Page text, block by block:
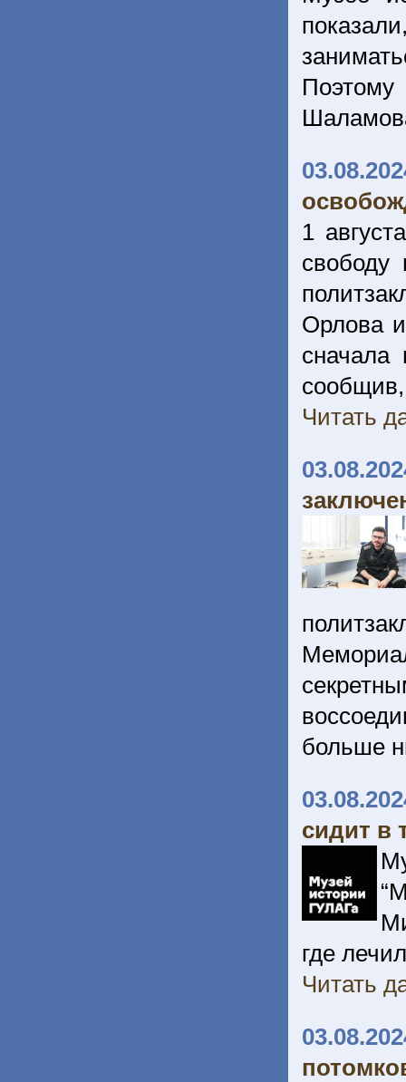
1
Орлова
сначала
Читать
больше
сидит в
где
Читать